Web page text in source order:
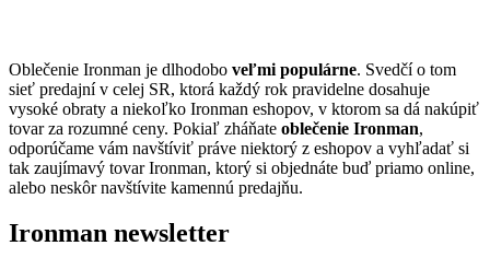
Oblečenie Ironman je dlhodobo veľmi populárne. Svedčí o tom
sieť predajní v celej SR, ktorá každý rok pravidelne dosahuje
vysoké obraty a niekoľko Ironman eshopov, v ktorom sa dá nakúpiť
tovar za rozumné ceny. Pokiaľ zháňate oblečenie Ironman,
odporúčame vám navštíviť práve niektorý z eshopov a vyhľadať si
tak zaujímavý tovar Ironman, ktorý si objednáte buď priamo online,
alebo neskôr navštívite kamennú predajňu.
Ironman newsletter